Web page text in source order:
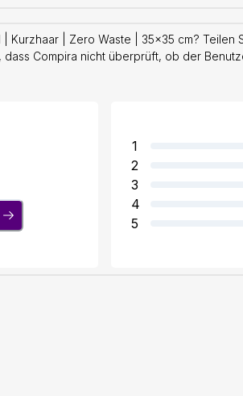
Kurzhaar | Zero Waste | 35x35 cm?
Compira nicht überprüft, ob der
1
2
3
4
5